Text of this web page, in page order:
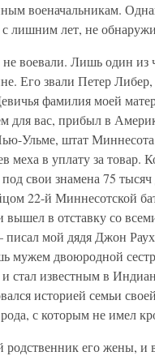
военачальникам.
с лишним лет, не
воевали. Лишь один из
Его звали Петер
фамилия моей
для вас, прибыл в
Ульме, штат
меха в уплату за товар.
свои знамена 75
22-й Миннесотской
вышел в отставку со
мой дядя Джон
мужем двоюродной
стал известным в
историей семьи
с которым не имел
родственник его жены, и